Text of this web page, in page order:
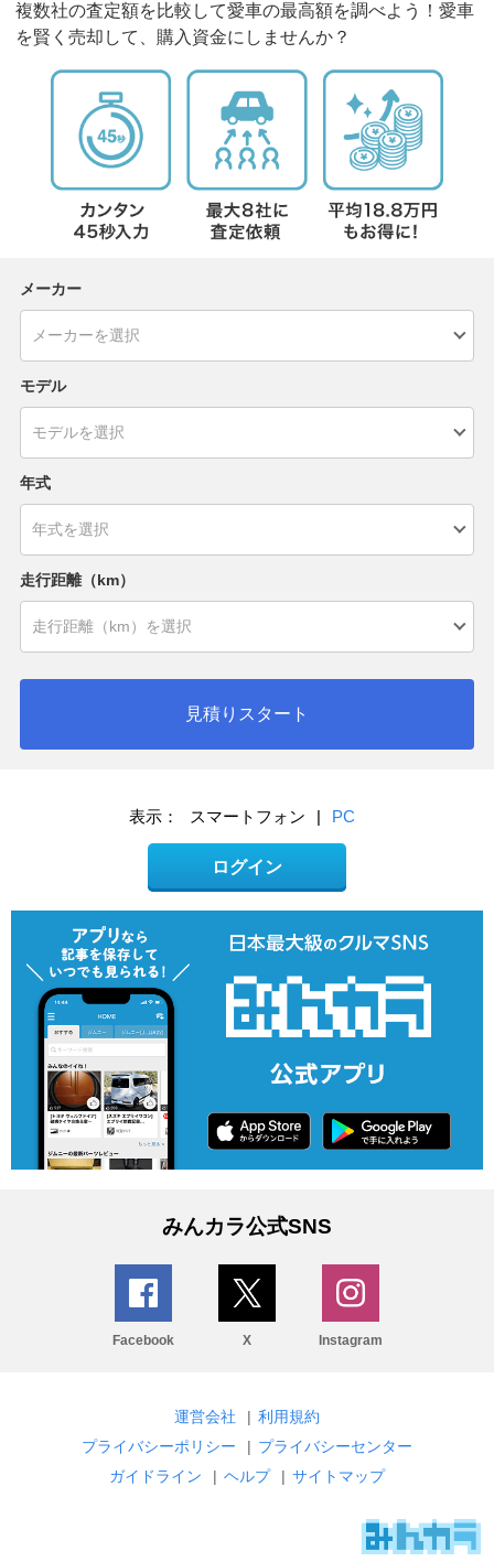
複数社の査定額を比較して愛車の最高額を調べよう！愛車
を賢く売却して、購入資金にしませんか？
メーカー
モデル
年式
走行距離（km）
見積りスタート
表示： スマートフォン | PC
ログイン
みんカラ公式SNS
Facebook X Instagram
運営会社 | 利用規約
プライバシーポリシー
| プライバシーセンター
ガイドライン
| ヘルプ | サイトマップ